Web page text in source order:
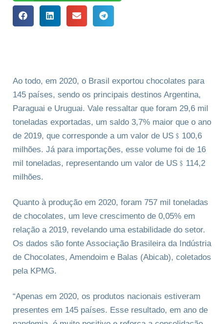
Ao todo, em 2020, o Brasil exportou chocolates para
145 países, sendo os principais destinos Argentina,
Paraguai e Uruguai. Vale ressaltar que foram 29,6 mil
toneladas exportadas, um saldo 3,7% maior que o ano
de 2019, que corresponde a um valor de US﹩100,6
milhões. Já para importações, esse volume foi de 16
mil toneladas, representando um valor de US﹩114,2
milhões.
Quanto à produção em 2020, foram 757 mil toneladas
de chocolates, um leve crescimento de 0,05% em
relação a 2019, revelando uma estabilidade do setor.
Os dados são fonte Associação Brasileira da Indústria
de Chocolates, Amendoim e Balas (Abicab), coletados
pela KPMG.
“Apenas em 2020, os produtos nacionais estiveram
presentes em 145 países. Esse resultado, em ano de